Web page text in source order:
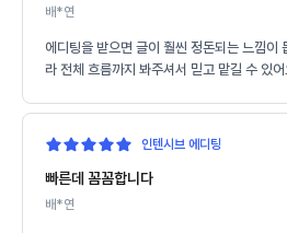
배*연
에디팅을 받으면 글이 훨씬 정돈되는 느낌이
라 전체 흐름까지 봐주셔서 믿고 맡길 수 있
인텐시브 에디팅
빠른데 꼼꼼합니다
배*연